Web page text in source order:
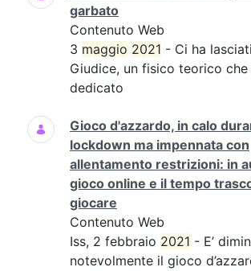
garbato
Contenuto Web
3 maggio 2021 - Ci ha
Giudice, un fisico teorico che
dedicato
Gioco d'azzardo, in calo
lockdown ma impennata con
allentamento restrizioni: in
gioco online e il tempo
giocare
Contenuto Web
Iss, 2 febbraio 2021 - E’
notevolmente il gioco